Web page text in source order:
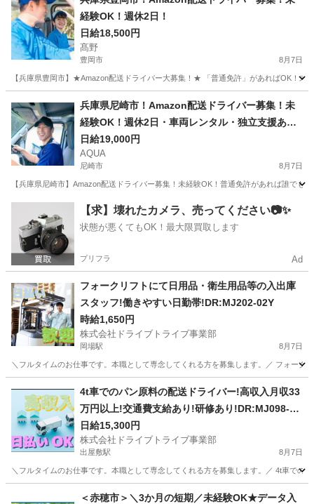
経験OK！週休2日！
日給18,500円
髙野
豊岡市 8月7日
【兵庫県豊岡市】★Amazon配送ドライバー大募集！★ 「普通免許」があればOK！未
ドライバー
兵庫県尼崎市！Amazon配送ドライバー募集！未
経験OK！週休2日・車両レンタル・独立支援あ
り！
日給19,000円
AQUA
尼崎市 8月7日
【兵庫県尼崎市】Amazon配送ドライバー募集！未経験OK！普通免許があれば誰で
ドライバー Amazon
【求】壊れたカメラ、売ってください📷✨
状態が悪くてもOK！最大限買取します
プリフラ Ad
フォークリフトにて日用品・衛生用品等の入出庫
スタッフ!働きやすい日勤帯!DR:MJ202-02Y
時給1,650円
株式会社ドライブトライブ事業部
岡場駅 8月7日
＼フルタイムのお仕事です。本職として専念してくれる方を募集します。／ フォー
岡場駅 倉庫 スタッフ
4t車でのパン原料の配送ドライバー!高収入月収33
万円以上!交通費支給あり!研修あり!DR:MJ098-02
Y
日給15,300円
株式会社ドライブトライブ事業部
出屋敷駅 8月7日
＼フルタイムのお仕事です。本職として専念してくれる方を募集します。／ 4t車での
出屋敷駅 ドライバー 製パン
＜赤穂市＞＼3か月の短期／未経験OK★データ入